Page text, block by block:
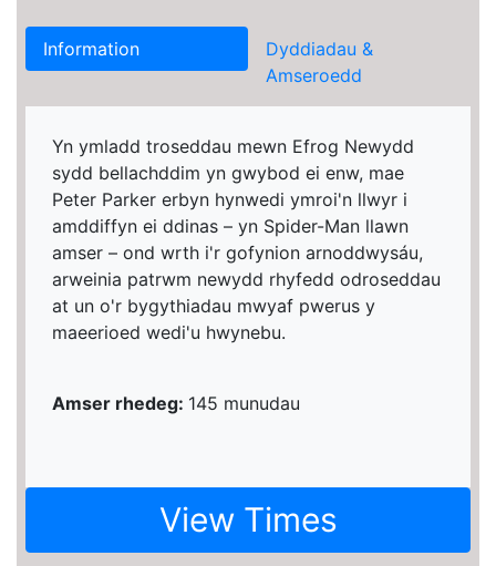
Information
Dyddiadau &
Amseroedd
Yn ymladd troseddau mewn Efrog Newydd
sydd bellachddim yn gwybod ei enw, mae
Peter Parker erbyn hynwedi ymroi'n llwyr i
amddiffyn ei ddinas – yn Spider-Man llawn
amser – ond wrth i'r gofynion arnoddwysáu,
arweinia patrwm newydd rhyfedd odroseddau
at un o'r bygythiadau mwyaf pwerus y
maeerioed wedi'u hwynebu.
Amser rhedeg: 145 munudau
View Times